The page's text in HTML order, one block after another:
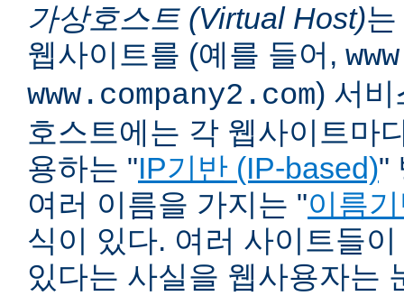
가상호스트 (Virtual Host)
웹사이트를 (예를 들어,
www.company2.com) 서비
호스트에는 각 웹사이트마
용하는 "IP기반 (IP-based)"
여러 이름을 가지는 "이름
식이 있다. 여러 사이트들
있다는 사실을 웹사용자는